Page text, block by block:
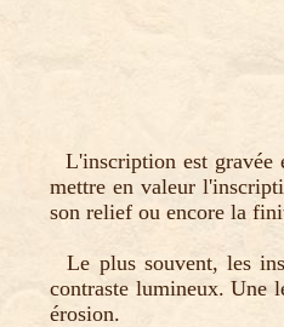
L'inscription est gravée
mettre en valeur
son relief ou encore la
Le plus souvent, les
contraste lumineux. Une
érosion.